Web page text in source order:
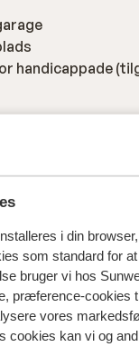
i din
som standard for
bruger vi hos
præference-cookies
vores
cookies kan vi og
handicappade